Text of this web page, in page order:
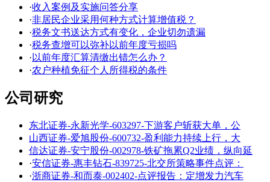
·收入案例及实施问答分享
·非居民企业采用何种方式计算增值税？
·税务文书送达方式有变化，企业切勿遗漏
·税务查增可以弥补以前年度亏损吗
· 以前年度汇算清缴出错怎么办？
·农户种植免征个人所得税的条件
公司研究
东北证券-永新光学-603297-下游客户斩获大单，公
山西证券-爱旭股份-600732-盈利能力持续上行，大
信达证券-安宁股份-002978-铁矿拖累Q2业绩，纵向延
·安信证券-惠丰钻石-839725-北交所策略事件点评：
·浙商证券-和而泰-002402-点评报告：定增发力汽车